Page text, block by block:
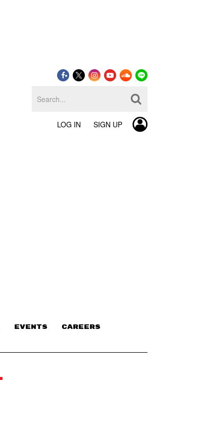
LOG IN SIGN UP
EVENTS CAREERS